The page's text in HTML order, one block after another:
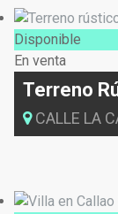
Disponible
En venta
Terreno
Taucho.
CALLE LA